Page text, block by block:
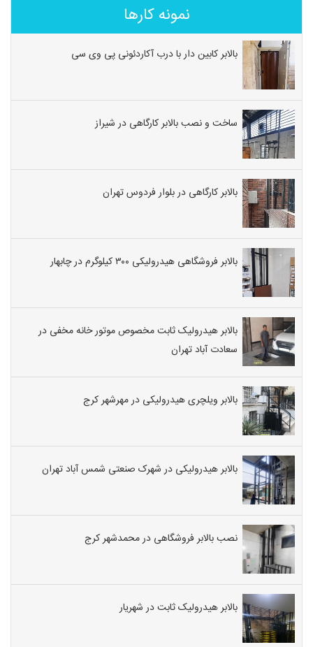
نمونه کارها
بالابر کابین دار با درب آکاردئونی پی وی سی
ساخت و نصب بالابر کارگاهی در شیراز
بالابر کارگاهی در بلوار فردوس تهران
بالابر فروشگاهی هیدرولیکی ۳۰۰ کیلوگرم در چابهار
بالابر هیدرولیک ثابت مخصوص موتور خانه مخفی در
سعادت آباد تهران
بالابر ویلچری هیدرولیکی در مهرشهر کرج
بالابر هیدرولیکی در شهرک صنعتی شمس آباد تهران
نصب بالابر فروشگاهی در محمدشهر کرج
بالابر هیدرولیک ثابت در شهریار